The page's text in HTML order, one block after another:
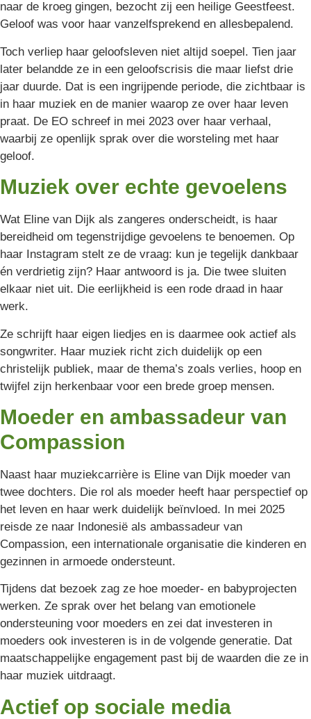
naar de kroeg gingen, bezocht zij een heilige Geestfeest.
Geloof was voor haar vanzelfsprekend en allesbepalend.
Toch verliep haar geloofsleven niet altijd soepel. Tien jaar
later belandde ze in een geloofscrisis die maar liefst drie
jaar duurde. Dat is een ingrijpende periode, die zichtbaar is
in haar muziek en de manier waarop ze over haar leven
praat. De EO schreef in mei 2023 over haar verhaal,
waarbij ze openlijk sprak over die worsteling met haar
geloof.
Muziek over echte gevoelens
Wat Eline van Dijk als zangeres onderscheidt, is haar
bereidheid om tegenstrijdige gevoelens te benoemen. Op
haar Instagram stelt ze de vraag: kun je tegelijk dankbaar
én verdrietig zijn? Haar antwoord is ja. Die twee sluiten
elkaar niet uit. Die eerlijkheid is een rode draad in haar
werk.
Ze schrijft haar eigen liedjes en is daarmee ook actief als
songwriter. Haar muziek richt zich duidelijk op een
christelijk publiek, maar de thema’s zoals verlies, hoop en
twijfel zijn herkenbaar voor een brede groep mensen.
Moeder en ambassadeur van
Compassion
Naast haar muziekcarrière is Eline van Dijk moeder van
twee dochters. Die rol als moeder heeft haar perspectief op
het leven en haar werk duidelijk beïnvloed. In mei 2025
reisde ze naar Indonesië als ambassadeur van
Compassion, een internationale organisatie die kinderen en
gezinnen in armoede ondersteunt.
Tijdens dat bezoek zag ze hoe moeder- en babyprojecten
werken. Ze sprak over het belang van emotionele
ondersteuning voor moeders en zei dat investeren in
moeders ook investeren is in de volgende generatie. Dat
maatschappelijke engagement past bij de waarden die ze in
haar muziek uitdraagt.
Actief op sociale media